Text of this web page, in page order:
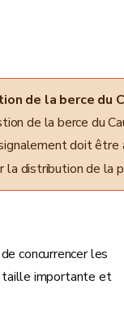
de la berce du
de la berce du
doit être
la distribution de la
concurrencer les
taille importante et